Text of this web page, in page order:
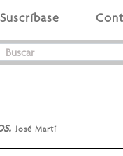
Suscríbase
José Martí